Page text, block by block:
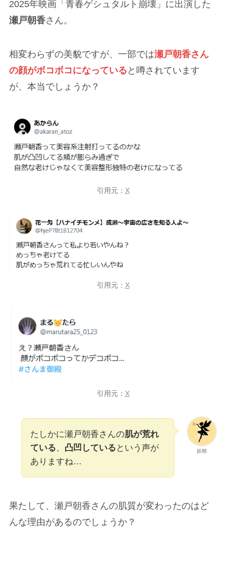
2025年映画「青春ゲシュタルト崩壊」に出演した
瀬戸朝香さん。
相変わらずの美貌ですが、一部では瀬戸朝香さん
の顔がボコボコになっている と噂されています
が、本当でしょうか？
引用元： X
引用元： X
引用元： X
妖精
たしかに瀬戸朝香さんの肌が荒れ
ている、 凸凹している という声が
ありますね…
果たして、瀬戸朝香さんの肌質が変わったのはど
んな理由があるのでしょうか？